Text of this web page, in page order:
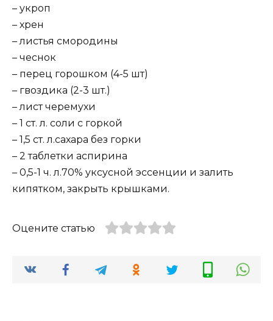
– укроп
– хрен
– листья смородины
– чеснок
– перец горошком (4-5 шт)
– гвоздика (2-3 шт.)
– лист черемухи
– 1 ст. л. соли с горкой
– 1,5 ст. л.сахара без горки
– 2 таблетки аспирина
– 0,5-1 ч. л.70% уксусной эссенции и залить
кипятком, закрыть крышками.
Оцените статью